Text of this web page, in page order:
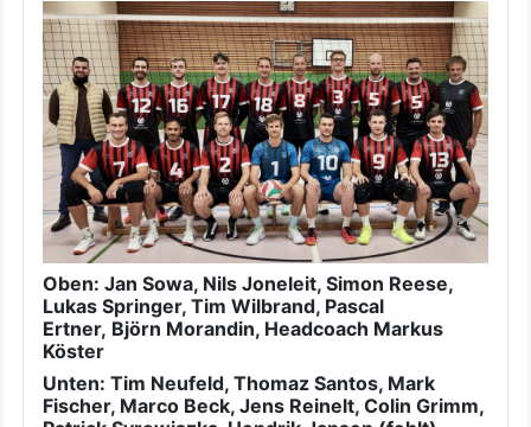
Oben: Jan Sowa, Nils Joneleit, Simon Reese,
Lukas Springer, Tim Wilbrand, Pascal
Ertner, Björn Morandin, Headcoach Markus
Köster
Unten: Tim Neufeld, Thomaz Santos, Mark
Fischer, Marco Beck, Jens Reinelt, Colin Grimm,